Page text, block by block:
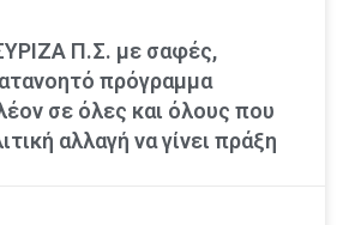
Π.Σ. με σαφές,
πρόγραμμα
σε όλες και όλους που
αλλαγή να γίνει πράξη